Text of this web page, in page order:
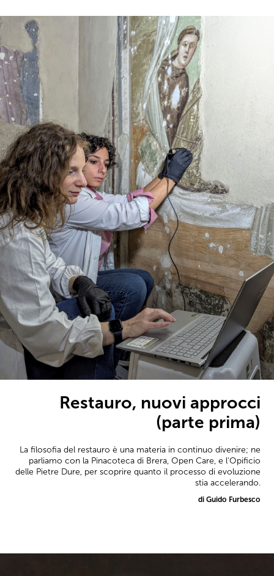
Restauro, nuovi approcci
(parte prima)
La filosofia del restauro è una materia in continuo divenire; ne
parliamo con la Pinacoteca di Brera, Open Care, e l'Opificio
delle Pietre Dure, per scoprire quanto il processo di evoluzione
stia accelerando.
di Guido Furbesco